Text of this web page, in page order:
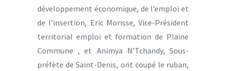
développement économique, de l’emploi et
de l’insertion, Eric Morisse, Vice-Président
territorial emploi et formation de Plaine
Commune , et Animya N’Tchandy, Sous-
préfète de Saint-Denis, ont coupé le ruban,